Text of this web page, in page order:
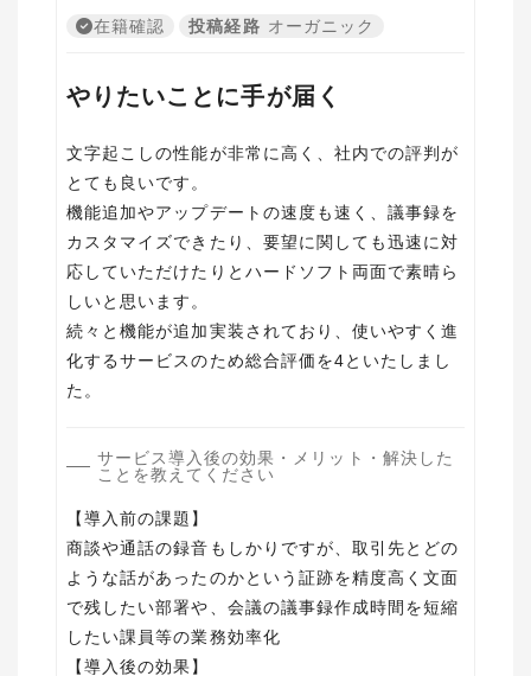
在籍確認
投稿経路 オーガニック
やりたいことに手が届く
文字起こしの性能が非常に高く、社内での評判が
とても良いです。
機能追加やアップデートの速度も速く、議事録を
カスタマイズできたり、要望に関しても迅速に対
応していただけたりとハードソフト両面で素晴ら
しいと思います。
続々と機能が追加実装されており、使いやすく進
化するサービスのため総合評価を4といたしまし
サービス導入後の効果・メリット・解決した
ことを教えてください
【導入前の課題】
商談や通話の録音もしかりですが、取引先とどの
ような話があったのかという証跡を精度高く文面
で残したい部署や、会議の議事録作成時間を短縮
したい課員等の業務効率化
【導入後の効果】